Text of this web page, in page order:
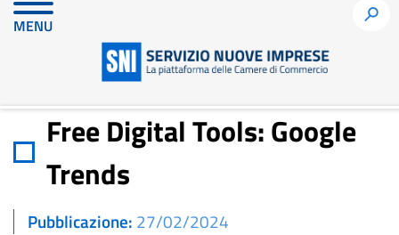
MENU
h
Home
Free Digital Tools: Google Trends
Free Digital Tools: Google
Trends
Pubblicazione 27/02/2024